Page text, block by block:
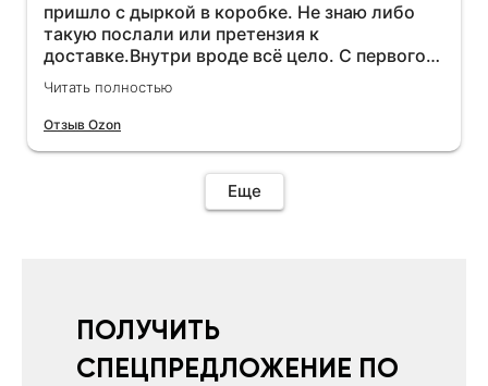
пришло с дыркой в коробке. Не знаю либо
такую послали или претензия к
доставке.Внутри вроде всё цело. С первого
раза установить не получается не знаю
может интернет дурит. Четыре звёзды за
упаковку с дыркой.Как опробую дополню
иначе не качает без него. Как поставил сразу
всё установилось по работе устройства
увеличился.Всем рекомендую к покупке.
Читать полностью
Отзыв Ozon
Еще
ПОЛУЧИТЬ
СПЕЦПРЕДЛОЖЕНИЕ ПО